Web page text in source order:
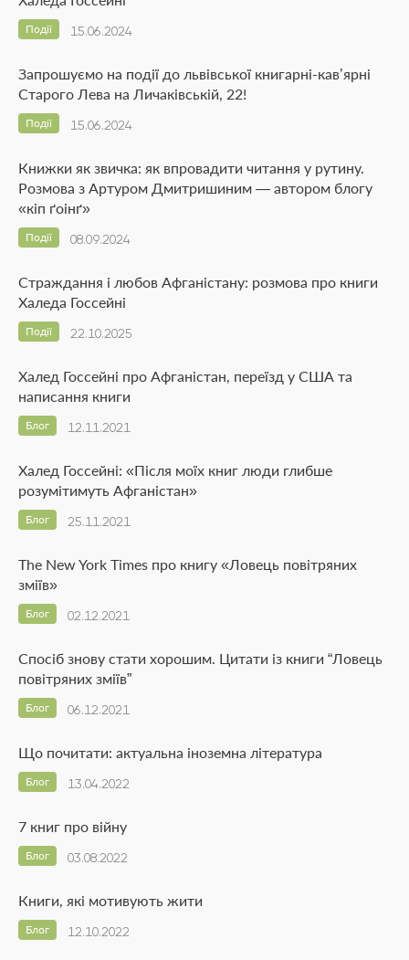
15.06.2024
Події
Запрошуємо на події до львівської книгарні-кав’ярні
Старого Лева на Личаківській, 22!
15.06.2024
Події
Книжки як звичка: як впровадити читання у рутину.
Розмова з Артуром Дмитришиним — автором блогу
«кіп ґоінґ»
08.09.2024
Події
Страждання і любов Афганістану: розмова про книги
Халеда Госсейні
22.10.2025
Події
Халед Госсейні про Афганістан, переїзд у США та
написання книги
12.11.2021
Блог
Халед Госсейні: «Після моїх книг люди глибше
розумітимуть Афганістан»
25.11.2021
Блог
The New York Times про книгу «Ловець повітряних
зміїв»
02.12.2021
Блог
Спосіб знову стати хорошим. Цитати із книги “Ловець
повітряних зміїв”
06.12.2021
Блог
Що почитати: актуальна іноземна література
13.04.2022
Блог
7 книг про війну
03.08.2022
Блог
Книги, які мотивують жити
12.10.2022
Блог